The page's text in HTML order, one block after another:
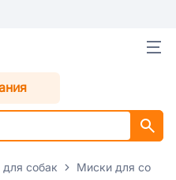
собак Миски для собак